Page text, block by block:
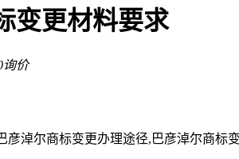
变更材料要求
询价